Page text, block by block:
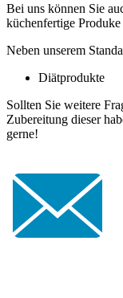
Bei uns können Sie
küchenfertige
Neben unserem
Diätprodukte
Sollten Sie weitere
Zubereitung dieser
gerne!